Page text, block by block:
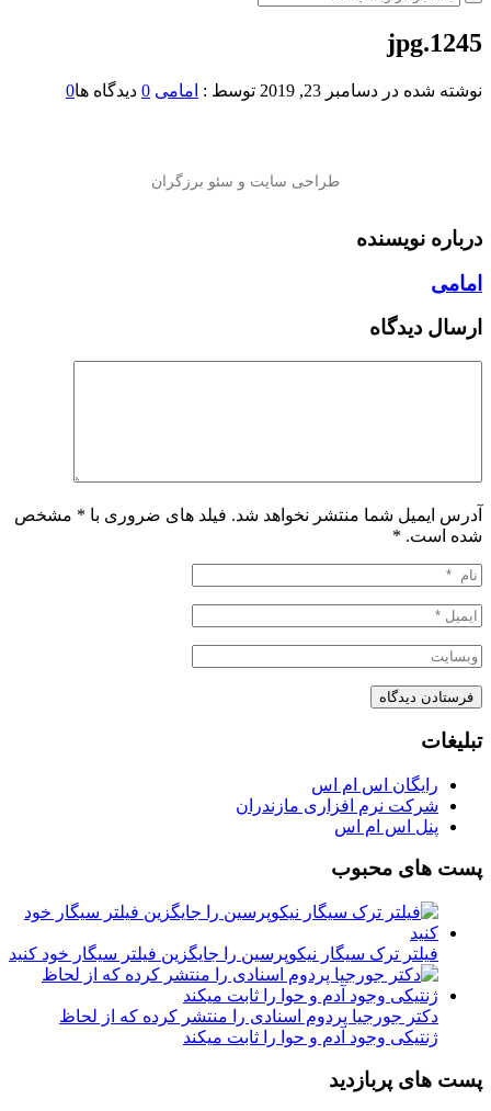
1245.jpg
نوشته شده در دسامبر 23, 2019 توسط : امامی 0 دیدگاه ها0
درباره نویسنده
امامی
ارسال دیدگاه
آدرس ایمیل شما منتشر نخواهد شد. فیلد های ضروری با * مشخص
شده است. *
تبلیغات
رایگان اس ام اس
شرکت نرم افزاری مازندران
پنل اس ام اس
پست های محبوب
فیلتر ترک سیگار نیکوپرسین را جایگزین فیلتر سیگار خود کنید
دکتر جورجیا پردوم اسنادی را منتشر کرده که از لحاظ
ژنتیکی وجود آدم و حوا را ثابت میکند
پست های پربازدید